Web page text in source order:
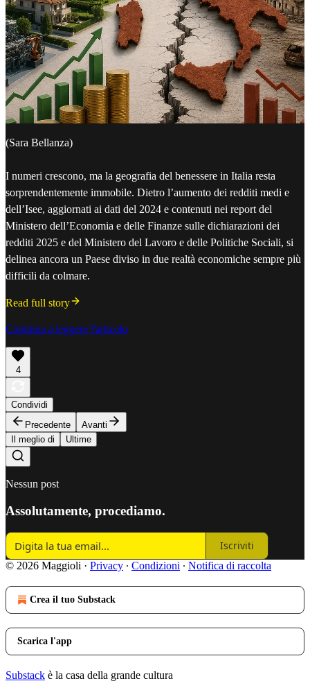
(Sara Bellanza)
I numeri crescono, ma la geografia del benessere in Italia resta
sorprendentemente immobile. Dietro l’aumento dei redditi medi e
dell’Isee, aggiornati ai dati del 2024 e contenuti nei report del
Ministero dell’Economia e delle Finanze sulle dichiarazioni dei
redditi 2025 e del Ministero del Lavoro e delle Politiche Sociali, si
delinea ancora un Paese diviso in due realtà economiche sempre più
difficili da colmare.
Read full story
Continua a leggere l'articolo
4
Condividi
Precedente
Avanti
Il meglio di
Ultime
Nessun post
Assolutamente, procediamo.
Iscriviti
© 2026 Maggioli · Privacy ∙ Condizioni ∙ Notifica di raccolta
Crea il tuo Substack
Scarica l'app
Substack è la casa della grande cultura